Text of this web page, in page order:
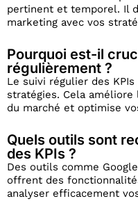
pertinent et temporel. Il
marketing avec vos
Pourquoi est-il
régulièrement ?
Le suivi régulier des
stratégies. Cela
du marché et optimise
Quels outils sont
des KPIs ?
Des outils comme
offrent des
analyser efficacement